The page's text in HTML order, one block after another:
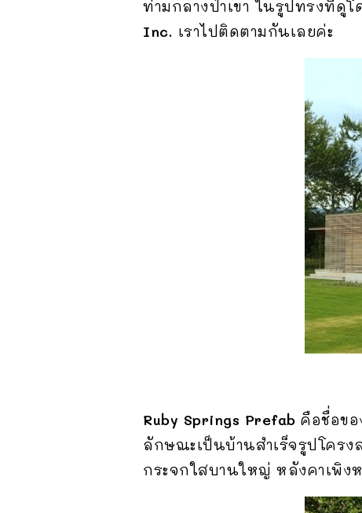
ท่ามกลางป่าเขา ในรูปทรงที่ดู
Inc. เราไปติดตามกันเลยค่ะ
Ruby Springs Prefab คือชื่อข
ลักษณะเป็นบ้านสำเร็จรูปโคร
กระจกใสบานใหญ่ หลังคาเพิง